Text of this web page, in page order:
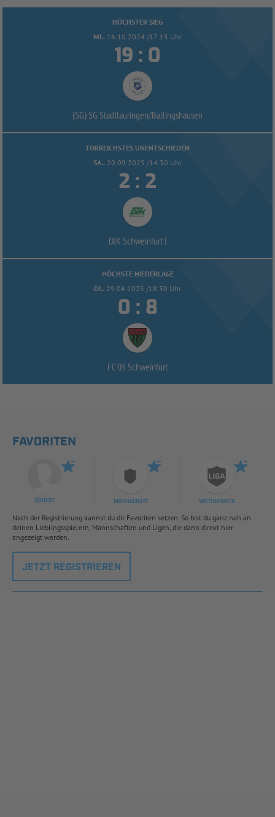
HÖCHSTER SIEG
MI.. 16.10.2024 /17:15 Uhr
 : 
(SG) SG Stadtlauringen/Ballingshausen
TORREICHSTES UNENTSCHIEDEN
SA.. 20.09.2025 /14:30 Uhr
 : 
DJK Schweinfurt I
HÖCHSTE NIEDERLAGE
DI.. 29.04.2025 /18:30 Uhr
 : 
FC 05 Schweinfurt
FAVORITEN
Spieler Mannschaft Wettbewerb
Nach der Registrierung kannst du dir Favoriten setzen. So bist du ganz nah an
deinen Lieblingsspielern, Mannschaften und Ligen, die dann direkt hier
angezeigt werden.
JETZT REGISTRIEREN